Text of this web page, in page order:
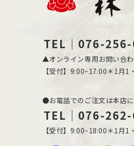
TEL｜076-
▲オンライン専用お問い合
【受付】9:00~17:00＊1月1
●お電話でのご注文は本店
TEL｜076-
【受付】9:00~18:00＊1月1